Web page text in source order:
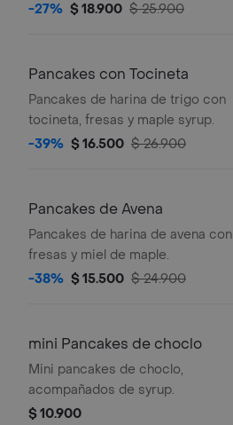
-27% $ 18.900 $ 25.900
Pancakes con Tocineta
Pancakes de harina de trigo con
tocineta, fresas y maple syrup.
-39% $ 16.500 $ 26.900
Pancakes de Avena
Pancakes de harina de avena con
fresas y miel de maple.
-38% $ 15.500 $ 24.900
mini Pancakes de choclo
Mini pancakes de choclo,
acompañados de syrup.
$ 10.900